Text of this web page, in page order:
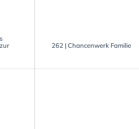
262 | Chancenwerk Familie